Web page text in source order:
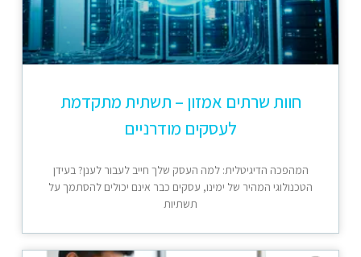
חוות שרתים אמזון – תשתית מתקדמת
לעסקים מודרניים
המהפכה הדיגיטלית: למה העסק שלך חייב לעבור לענן? בעידן
הטכנולוגי המהיר של ימינו, עסקים כבר אינם יכולים להסתמך על
תשתיות